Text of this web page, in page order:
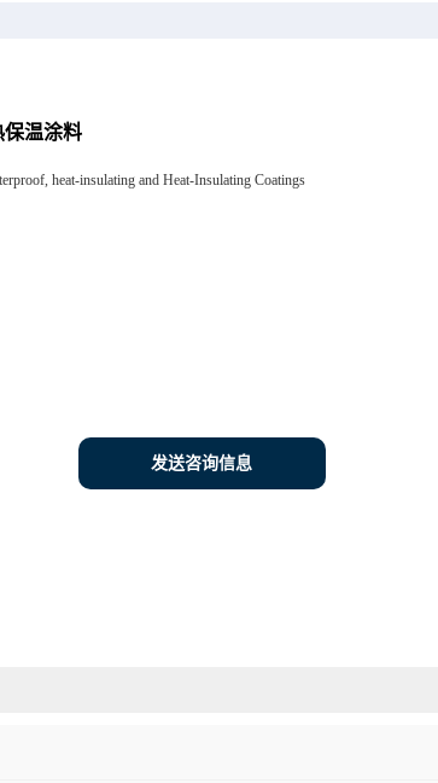
保温涂料
heat-insulating and Heat-Insulating Coatings
发送咨询信息